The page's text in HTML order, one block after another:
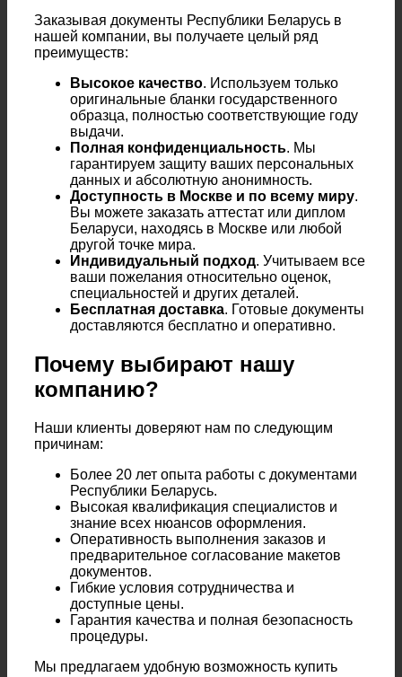
Заказывая документы Республики Беларусь в
нашей компании, вы получаете целый ряд
преимуществ:
Высокое качество. Используем только
оригинальные бланки государственного
образца, полностью соответствующие году
выдачи.
Полная конфиденциальность. Мы
гарантируем защиту ваших персональных
данных и абсолютную анонимность.
Доступность в Москве и по всему миру.
Вы можете заказать аттестат или диплом
Беларуси, находясь в Москве или любой
другой точке мира.
Индивидуальный подход. Учитываем все
ваши пожелания относительно оценок,
специальностей и других деталей.
Бесплатная доставка. Готовые документы
доставляются бесплатно и оперативно.
Почему выбирают нашу
компанию?
Наши клиенты доверяют нам по следующим
причинам:
Более 20 лет опыта работы с документами
Республики Беларусь.
Высокая квалификация специалистов и
знание всех нюансов оформления.
Оперативность выполнения заказов и
предварительное согласование макетов
документов.
Гибкие условия сотрудничества и
доступные цены.
Гарантия качества и полная безопасность
процедуры.
Мы предлагаем удобную возможность купить